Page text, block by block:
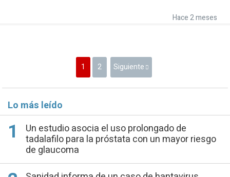
Hace 2 meses
1 2 Siguiente
Lo más leído
Un estudio asocia el uso prolongado de
tadalafilo para la próstata con un mayor riesgo
de glaucoma